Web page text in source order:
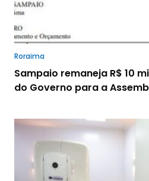
Roraima
Sampaio remaneja R$ 10
do Governo para a